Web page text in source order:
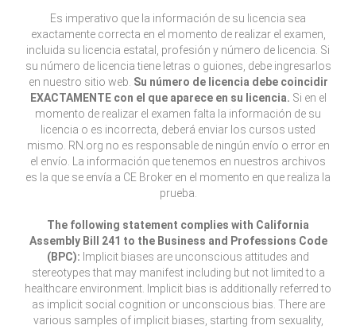
Es imperativo que la información de su licencia sea
exactamente correcta en el momento de realizar el examen,
incluida su licencia estatal, profesión y número de licencia. Si
su número de licencia tiene letras o guiones, debe ingresarlos
en nuestro sitio web. Su número de licencia debe coincidir
EXACTAMENTE con el que aparece en su licencia. Si en el
momento de realizar el examen falta la información de su
licencia o es incorrecta, deberá enviar los cursos usted
mismo. RN.org no es responsable de ningún envío o error en
el envío. La información que tenemos en nuestros archivos
es la que se envía a CE Broker en el momento en que realiza la
prueba.
The following statement complies with California
Assembly Bill 241 to the Business and Professions Code
(BPC): Implicit biases are unconscious attitudes and
stereotypes that may manifest including but not limited to a
healthcare environment. Implicit bias is additionally referred to
as implicit social cognition or unconscious bias. There are
various samples of implicit biases, starting from sexuality,